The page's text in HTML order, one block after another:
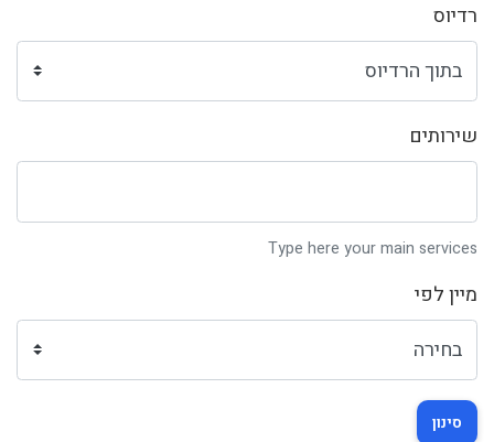
רדיוס
שירותים
Type here your main services
מיין לפי
סינון